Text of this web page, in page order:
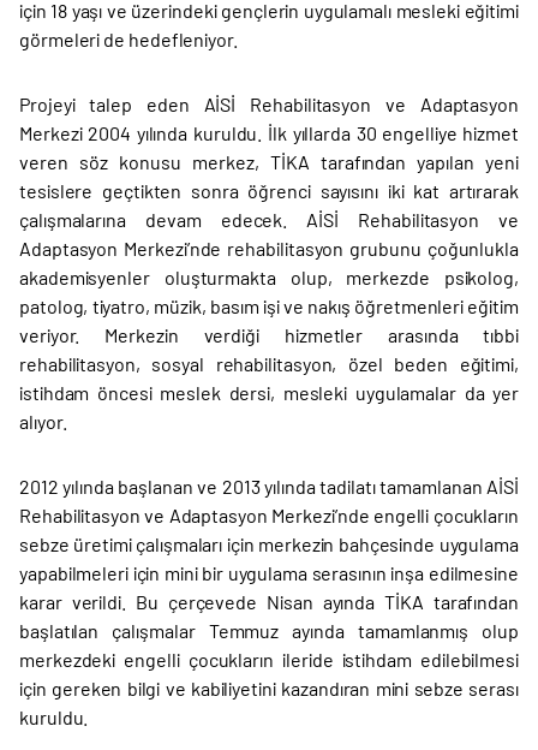
için 18 yaşı ve üzerindeki gençlerin uygulamalı mesleki eğitimi
görmeleri de hedefleniyor.
Projeyi talep eden AİSİ Rehabilitasyon ve Adaptasyon
Merkezi 2004 yılında kuruldu. İlk yıllarda 30 engelliye hizmet
veren söz konusu merkez, TİKA tarafından yapılan yeni
tesislere geçtikten sonra öğrenci sayısını iki kat artırarak
çalışmalarına devam edecek. AİSİ Rehabilitasyon ve
Adaptasyon Merkezi’nde rehabilitasyon grubunu çoğunlukla
akademisyenler oluşturmakta olup, merkezde psikolog,
patolog, tiyatro, müzik, basım işi ve nakış öğretmenleri eğitim
veriyor. Merkezin verdiği hizmetler arasında tıbbi
rehabilitasyon, sosyal rehabilitasyon, özel beden eğitimi,
istihdam öncesi meslek dersi, mesleki uygulamalar da yer
alıyor.
2012 yılında başlanan ve 2013 yılında tadilatı tamamlanan AİSİ
Rehabilitasyon ve Adaptasyon Merkezi’nde engelli çocukların
sebze üretimi çalışmaları için merkezin bahçesinde uygulama
yapabilmeleri için mini bir uygulama serasının inşa edilmesine
karar verildi. Bu çerçevede Nisan ayında TİKA tarafından
başlatılan çalışmalar Temmuz ayında tamamlanmış olup
merkezdeki engelli çocukların ileride istihdam edilebilmesi
için gereken bilgi ve kabiliyetini kazandıran mini sebze serası
kuruldu.